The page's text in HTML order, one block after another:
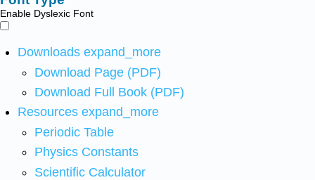
Enable Dyslexic Font
Downloads expand_more
Download Page (PDF)
Download Full Book (PDF)
Resources expand_more
Periodic Table
Physics Constants
Scientific Calculator